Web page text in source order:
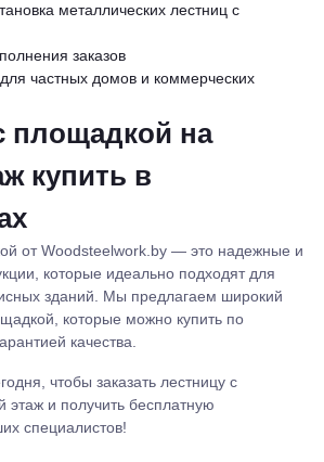
металлических лестниц с
заказов
частных домов и коммерческих
площадкой на
купить в
от Woodsteelwork.by — это надежные и
которые идеально подходят для
зданий. Мы предлагаем широкий
которые можно купить по
качества.
чтобы заказать лестницу с
этаж и получить бесплатную
специалистов!